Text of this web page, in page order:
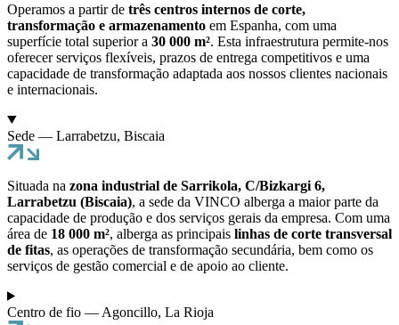
Operamos a partir de três centros internos de corte,
transformação e armazenamento em Espanha, com uma
superfície total superior a 30 000 m². Esta infraestrutura permite-nos
oferecer serviços flexíveis, prazos de entrega competitivos e uma
capacidade de transformação adaptada aos nossos clientes nacionais
e internacionais.
Sede — Larrabetzu, Biscaia
Situada na zona industrial de Sarrikola, C/Bizkargi 6,
Larrabetzu (Biscaia), a sede da VINCO alberga a maior parte da
capacidade de produção e dos serviços gerais da empresa. Com uma
área de 18 000 m², alberga as principais linhas de corte transversal
de fitas, as operações de transformação secundária, bem como os
serviços de gestão comercial e de apoio ao cliente.
Centro de fio — Agoncillo, La Rioja